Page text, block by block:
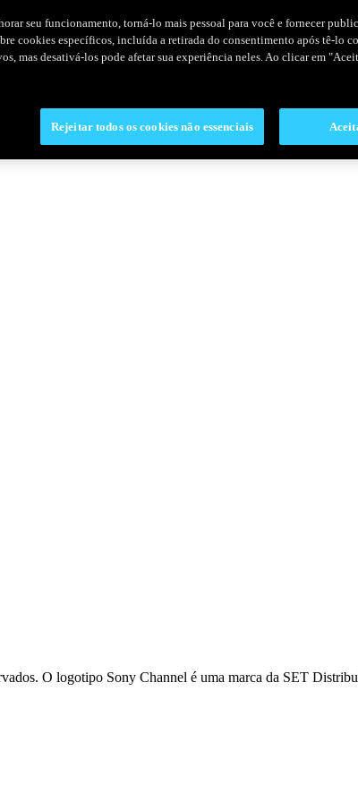
O logotipo Sony Channel é uma marca da SET
seu funcionamento, torná-lo mais pessoal para você e fornecer
cookies específicos, incluída a retirada do consentimento após tê-lo
mas desativá-los pode afetar sua experiência neles. Ao clicar em
Rejeitar todos os cookies não essenciais